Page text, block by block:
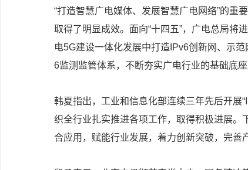
“打造智慧广电媒体、发展智慧广电网络”的重
取得了明显成效。面向“十四五”，广电总局将
电5G建设一体化发展中打造IPv6创新网、示
6监测监管体系，不断夯实广电行业的基础底座
韩夏指出，工业和信息化部连续三年先后开展
织全行业扎实推进各项工作，取得积极进展。
合应用，赋能行业发展，着力创新突破，完善